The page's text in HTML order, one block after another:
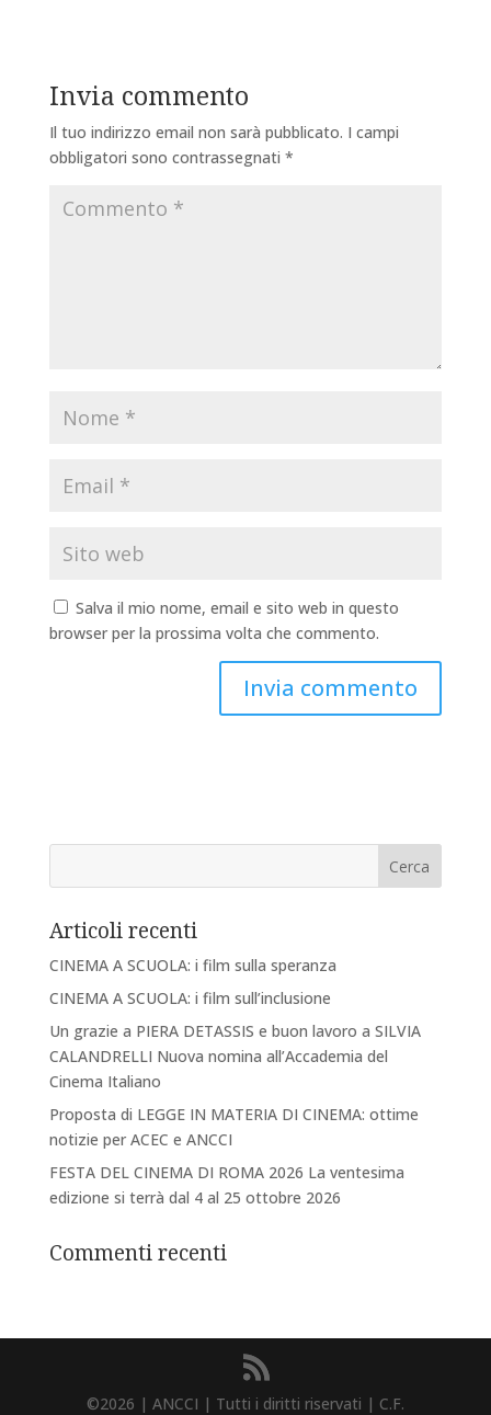
Invia commento
Il tuo indirizzo email non sarà pubblicato. I campi
obbligatori sono contrassegnati *
Salva il mio nome, email e sito web in questo
browser per la prossima volta che commento.
Articoli recenti
CINEMA A SCUOLA: i film sulla speranza
CINEMA A SCUOLA: i film sull’inclusione
Un grazie a PIERA DETASSIS e buon lavoro a SILVIA
CALANDRELLI Nuova nomina all’Accademia del
Cinema Italiano
Proposta di LEGGE IN MATERIA DI CINEMA: ottime
notizie per ACEC e ANCCI
FESTA DEL CINEMA DI ROMA 2026 La ventesima
edizione si terrà dal 4 al 25 ottobre 2026
Commenti recenti
©2026 | ANCCI | Tutti i diritti riservati | C.F.